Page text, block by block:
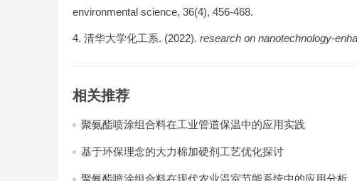
environmental science, 36(4), 456-468.
清华大学化工系. (2022). research on nanotechnology-
相关推荐
聚氨酯喷涂组合料在工业管道保温中的应用实践
基于环保理念的大力棉加硬剂工艺优化探讨
聚氨酯喷涂组合料在现代农业温室节能系统中的应用分析​